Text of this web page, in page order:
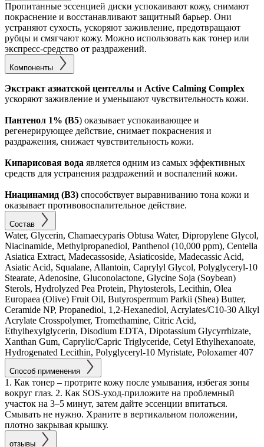
Пропитанные эссенцией диски успокаивают кожу, снимают
покраснение и восстанавливают защитный барьер. Они
устраняют сухость, ускоряют заживление, предотвращают
рубцы и смягчают кожу. Можно использовать как тонер или
экспресс-средство от раздражений.
Компоненты
Экстракт азиатской центеллы и Active Calming Complex
ускоряют заживление и уменьшают чувствительность кожи.
Пантенол 1% (В5) оказывает успокаивающее и
регенерирующее действие, снимает покраснения и
раздражения, снижает чувствительность кожи.
Кипарисовая вода является одним из самых эффективных
средств для устранения раздражений и воспалений кожи.
Ниацинамид (B3) способствует выравниванию тона кожи и
оказывает противовоспалительное действие.
Состав
Water, Glycerin, Chamaecyparis Obtusa Water, Dipropylene Glycol,
Niacinamide, Methylpropanediol, Panthenol (10,000 ppm), Centella
Asiatica Extract, Madecassoside, Asiaticoside, Madecassic Acid,
Asiatic Acid, Squalane, Allantoin, Caprylyl Glycol, Polyglyceryl-10
Stearate, Adenosine, Gluconolactone, Glycine Soja (Soybean)
Sterols, Hydrolyzed Pea Protein, Phytosterols, Lecithin, Olea
Europaea (Olive) Fruit Oil, Butyrospermum Parkii (Shea) Butter,
Ceramide NP, Propanediol, 1,2-Hexanediol, Acrylates/C10-30 Alkyl
Acrylate Crosspolymer, Tromethamine, Citric Acid,
Ethylhexylglycerin, Disodium EDTA, Dipotassium Glycyrrhizate,
Xanthan Gum, Caprylic/Capric Triglyceride, Cetyl Ethylhexanoate,
Hydrogenated Lecithin, Polyglyceryl-10 Myristate, Poloxamer 407
Способ применения
1. Как тонер – протрите кожу после умывания, избегая зоны
вокруг глаз. 2. Как SOS-уход-приложите на проблемный
участок на 3–5 минут, затем дайте эссенции впитаться.
Смывать не нужно. Храните в вертикальном положении,
плотно закрывая крышку.
отзывы